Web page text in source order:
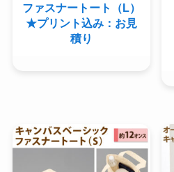
ファスナートート（L）
★プリント込み：お見
積り